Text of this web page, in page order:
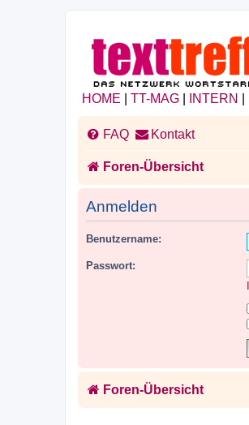
HOME TT-MAG INTERN
FAQ Kontakt
Foren-Übersicht
Anmelden
Benutzername:
Passwort:
Foren-Übersicht